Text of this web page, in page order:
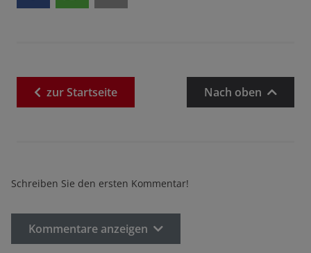
zurStartseite Nach oben
Schreiben Sie den ersten Kommentar!
Kommentare anzeigen